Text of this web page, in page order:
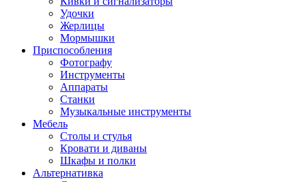
Удочки
Жерлицы
Мормышки
Приспособления
Фотографу
Инструменты
Аппараты
Станки
Музыкальные инструменты
Мебель
Столы и стулья
Кровати и диваны
Шкафы и полки
Альтернативка